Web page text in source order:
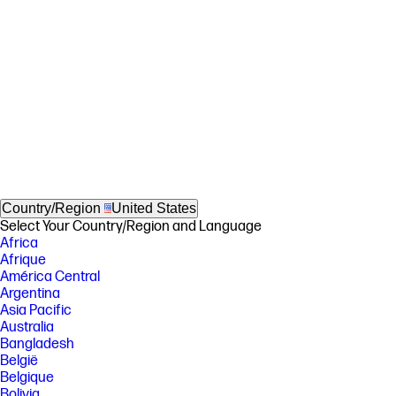
Country/Region United States
Select Your Country/Region and Language
Africa
Afrique
América Central
Argentina
Asia Pacific
Australia
Bangladesh
België
Belgique